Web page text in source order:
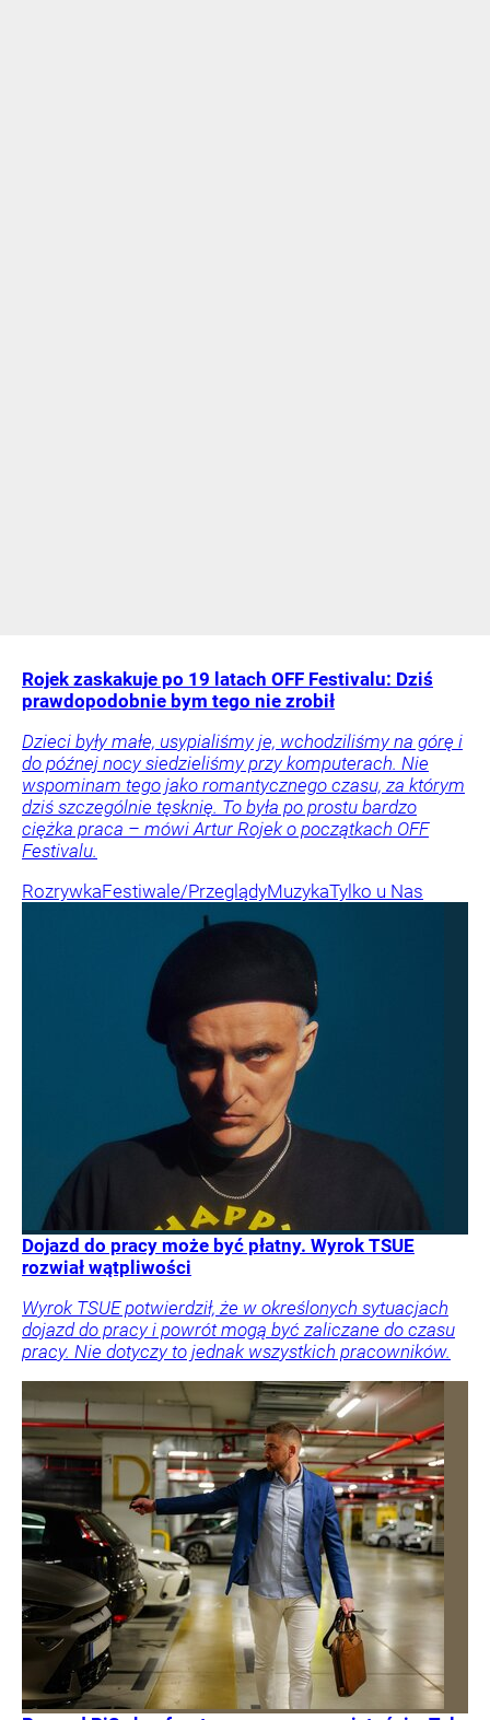
Rojek zaskakuje po 19 latach OFF Festivalu: Dziś
prawdopodobnie bym tego nie zrobił
Dzieci były małe, usypialiśmy je, wchodziliśmy na górę i
do późnej nocy siedzieliśmy przy komputerach. Nie
wspominam tego jako romantycznego czasu, za którym
dziś szczególnie tęsknię. To była po prostu bardzo
ciężka praca – mówi Artur Rojek o początkach OFF
Festivalu.
RozrywkaFestiwale/PrzeglądyMuzykaTylko u Nas
Dojazd do pracy może być płatny. Wyrok TSUE
rozwiał wątpliwości
Wyrok TSUE potwierdził, że w określonych sytuacjach
dojazd do pracy i powrót mogą być zaliczane do czasu
pracy. Nie dotyczy to jednak wszystkich pracowników.